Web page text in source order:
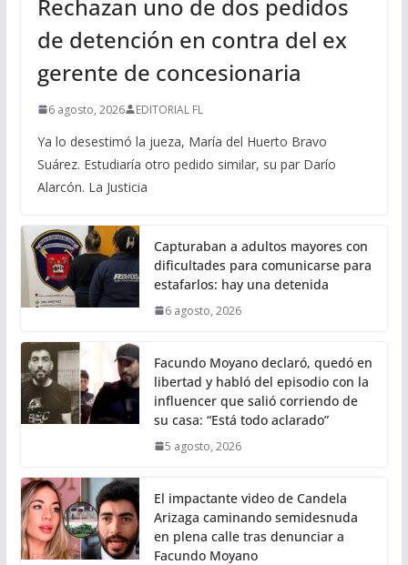
Rechazan uno de dos pedidos
de detención en contra del ex
gerente de concesionaria
6 agosto, 2026 EDITORIAL FL
Ya lo desestimó la jueza, María del Huerto Bravo
Suárez. Estudiaría otro pedido similar, su par Darío
Alarcón. La Justicia
Capturaban a adultos mayores con
dificultades para comunicarse para
estafarlos: hay una detenida
6 agosto, 2026
Facundo Moyano declaró, quedó en
libertad y habló del episodio con la
influencer que salió corriendo de
su casa: “Está todo aclarado”
5 agosto, 2026
El impactante video de Candela
Arizaga caminando semidesnuda
en plena calle tras denunciar a
Facundo Moyano